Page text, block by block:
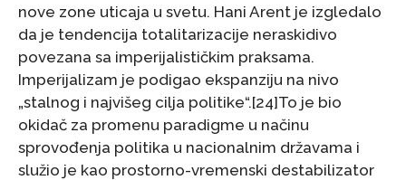
nove zone uticaja u svetu. Hani Arent je izgledalo
da je tendencija totalitarizacije neraskidivo
povezana sa imperijalističkim praksama.
Imperijalizam je podigao ekspanziju na nivo
„stalnog i najvišeg cilja politike“.[24]To je bio
okidač za promenu paradigme u načinu
sprovođenja politika u nacionalnim državama i
služio je kao prostorno-vremenski destabilizator